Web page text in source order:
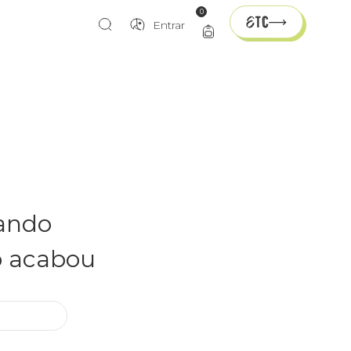
Entrar
0
acabou